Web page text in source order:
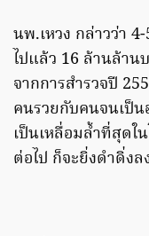
นพ.เหวง กล่าวว่า
ไปแล้ว 16 ล้านล้าน
จากการสำรวจปี
คนรวยกับคนจนเป็
เป็นเหลื่อมล้ำที่สุดใ
ต่อไป ก็จะยิ่งดำดิ่งล